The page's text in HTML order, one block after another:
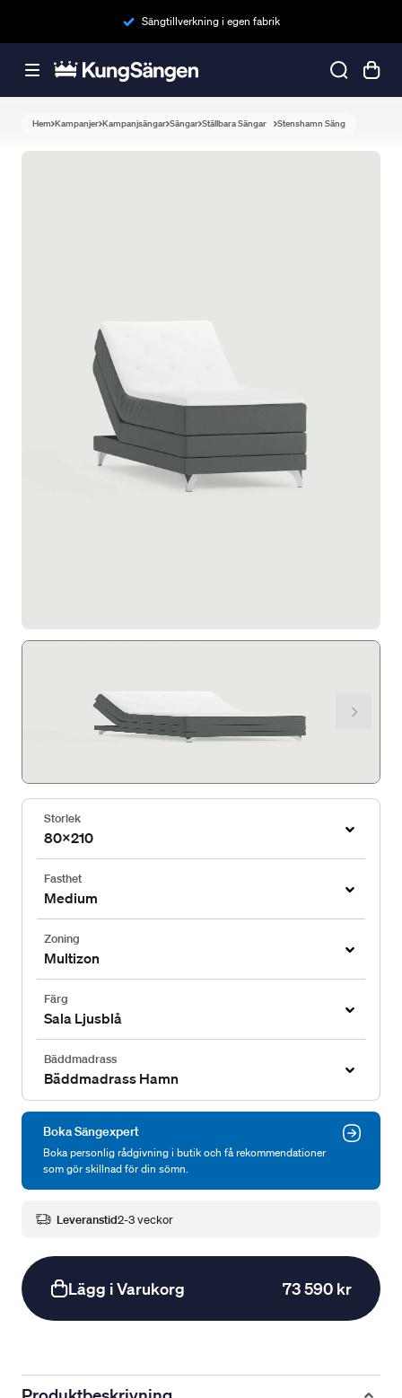
Sängtillverkning i egen fabrik
Hem Kampanjer Kampanjsängar Sängar Ställbara Sängar Stenshamn Säng
Storlek
80x210
Fasthet
Medium
Zoning
Multizon
Färg
Sala Ljusblå
Bäddmadrass
Bäddmadrass Hamn
Boka Sängexpert
Boka personlig rådgivning i butik och få rekommendationer
som gör skillnad för din sömn.
Leveranstid2-3 veckor
Lägg i Varukorg 73 590 kr